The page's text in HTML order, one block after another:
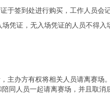
签到处进行购买，工作人员会
凭证，无入场凭证的人员不得
办方有权将相关人员请离赛场
同人员一起请离赛场，并且取消